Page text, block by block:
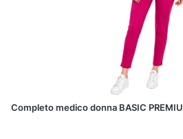
Completo medico donna BASIC